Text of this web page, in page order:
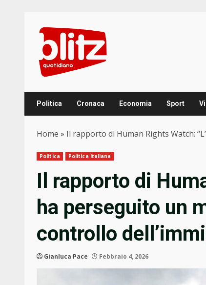
content
Politica Cronaca Economia Sport
Home » Il rapporto di Human Rights Watch:
Politica Politica Italiana
Il rapporto di
ha perseguito un
controllo
Gianluca Pace Febbraio 4, 2026